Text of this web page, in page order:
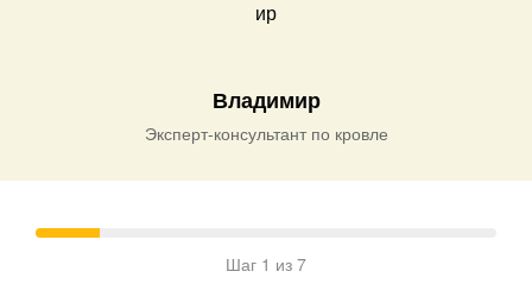
Владимир
Эксперт-консультант по кровле
Шаг 1 из 7